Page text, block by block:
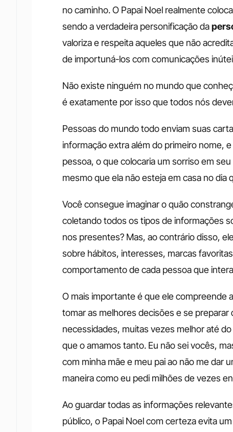
no caminho. O Papai Noel realmente
sendo a verdadeira personificação da
valoriza e respeita aqueles que não
de importuná-los com comunicações
Não existe ninguém no mundo que
é exatamente por isso que todos nós
Pessoas do mundo todo enviam suas
informação extra além do primeiro nome,
pessoa, o que colocaria um sorriso em
mesmo que ela não esteja em casa no dia
Você consegue imaginar o quão
coletando todos os tipos de informações
nos presentes? Mas, ao contrário disso,
sobre hábitos, interesses, marcas
comportamento de cada pessoa que
O mais importante é que ele compreende
tomar as melhores decisões e se
necessidades, muitas vezes melhor até
que o amamos tanto. Eu não sei vocês,
com minha mãe e meu pai ao não me dar
maneira como eu pedi milhões de vezes
Ao guardar todas as informações
público, o Papai Noel com certeza evita